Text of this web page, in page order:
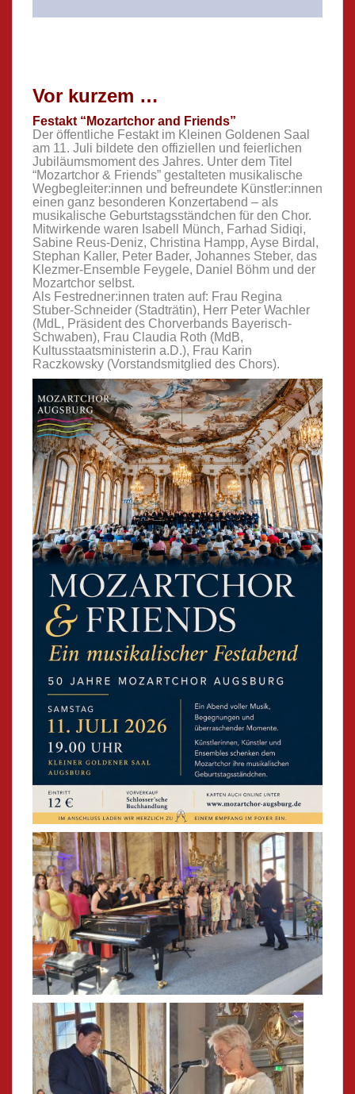
Vor kurzem …
Festakt “Mozartchor and Friends”
Der öffentliche Festakt im Kleinen Goldenen Saal
am 11. Juli bildete den offiziellen und feierlichen
Jubiläumsmoment des Jahres. Unter dem Titel
“Mozartchor & Friends” gestalteten musikalische
Wegbegleiter:innen und befreundete Künstler:innen
einen ganz besonderen Konzertabend – als
musikalische Geburtstagsständchen für den Chor.
Mitwirkende waren Isabell Münch, Farhad Sidiqi,
Sabine Reus-Deniz, Christina Hampp, Ayse Birdal,
Stephan Kaller, Peter Bader, Johannes Steber, das
Klezmer-Ensemble Feygele, Daniel Böhm und der
Mozartchor selbst.
Als Festredner:innen traten auf: Frau Regina
Stuber-Schneider (Stadträtin), Herr Peter Wachler
(MdL, Präsident des Chorverbands Bayerisch-
Schwaben), Frau Claudia Roth (MdB,
Kultusstaatsministerin a.D.), Frau Karin
Raczkowsky (Vorstandsmitglied des Chors).